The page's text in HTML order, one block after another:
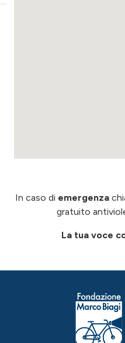
In caso di emergenza
gratuito
La tua voce